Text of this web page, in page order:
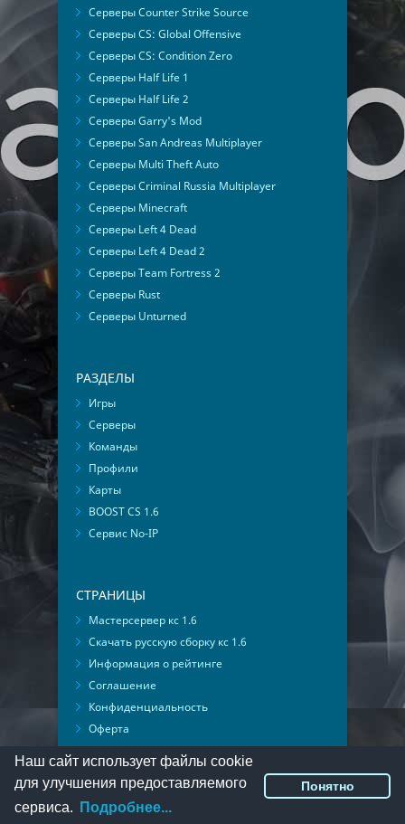
Серверы Counter Strike Source
Серверы CS: Global Offensive
Серверы CS: Condition Zero
Серверы Half Life 1
Серверы Half Life 2
Серверы Garry's Mod
Серверы San Andreas Multiplayer
Серверы Multi Theft Auto
Серверы Criminal Russia Multiplayer
Серверы Minecraft
Серверы Left 4 Dead
Серверы Left 4 Dead 2
Серверы Team Fortress 2
Серверы Rust
Серверы Unturned
РАЗДЕЛЫ
Игры
Серверы
Команды
Профили
Карты
BOOST CS 1.6
Сервис No-IP
СТРАНИЦЫ
Мастерсервер кс 1.6
Скачать русскую сборку кс 1.6
Информация о рейтинге
Соглашение
Конфиденциальность
Оферта
Мониторинг ВКонтакте
© 2016-2026 Мы ВКонтакте
Наш сайт использует файлы cookie
для улучшения предоставляемого
сервиса.
Подробнее...
Понятно